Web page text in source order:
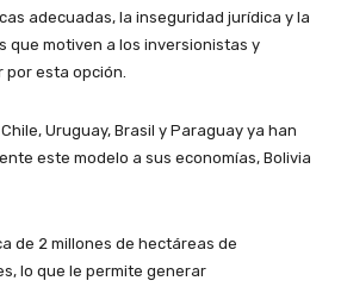
adecuadas, la inseguridad jurídica y la
que motiven a los inversionistas y
esta opción.
Uruguay, Brasil y Paraguay ya han
este modelo a sus economías, Bolivia
de 2 millones de hectáreas de
lo que le permite generar